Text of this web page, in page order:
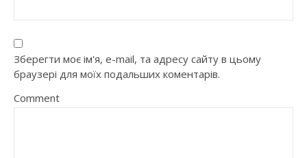
Зберегти моє ім'я, e-mail, та адресу сайту в цьому
браузері для моїх подальших коментарів.
Comment